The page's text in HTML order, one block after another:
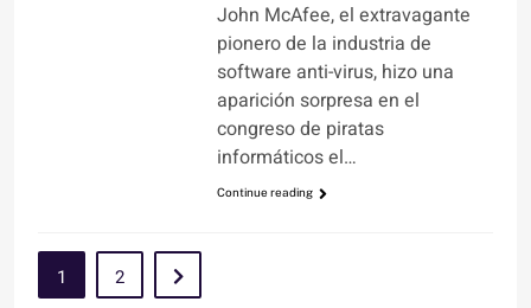
John McAfee, el extravagante
pionero de la industria de
software anti-virus, hizo una
aparición sorpresa en el
congreso de piratas
informáticos el…
Continue reading
1 2